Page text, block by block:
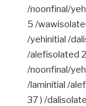
/noonfinal/
5 /
/yehinitial /
/alefisolated
/noonfinal/
/laminitial /
37 ) /